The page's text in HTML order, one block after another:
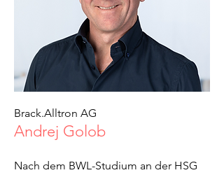
Brack.Alltron AG
Andrej Golob
Nach dem BWL-Studium an der HSG